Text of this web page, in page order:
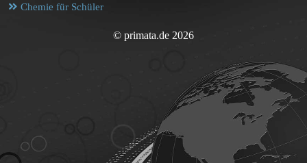
Chemie für Schüler
© primata.de 2026